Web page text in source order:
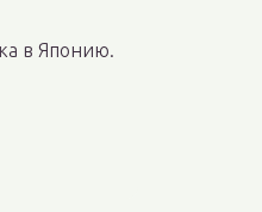
в Японию.